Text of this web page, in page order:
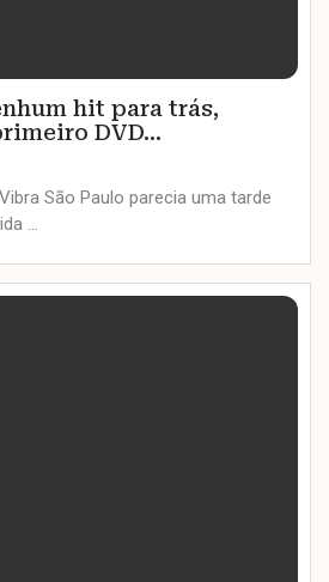
hit para trás,
DVD...
São Paulo parecia uma tarde
…